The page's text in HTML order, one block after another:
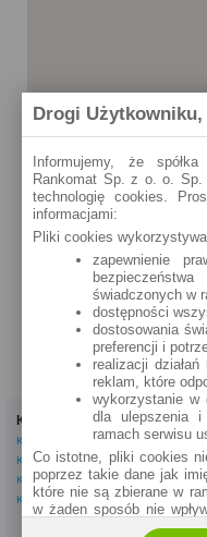
Skarżysko-Kamienna
Bankowa 8
zobacz na mapie »
Kredyty
Kredyty gotówkowe
Kredyty hipoteczne
Kredyty konsolidacyjne
Kredyty na samochód
Drogi Użytkowniku,
Informujemy, że
Rankomat Sp. z o. o.
technologię cookies.
informacjami:
Pliki cookies
zapewnienie
świadczonych w
dostępności
dostosowania
preferencji i
realizacji
reklam, które
wykorzystanie
dla ulepszenia i
ramach serwisu
Co istotne, pliki cookies
poprzez takie dane jak
które nie są zbierane w
w żaden sposób nie